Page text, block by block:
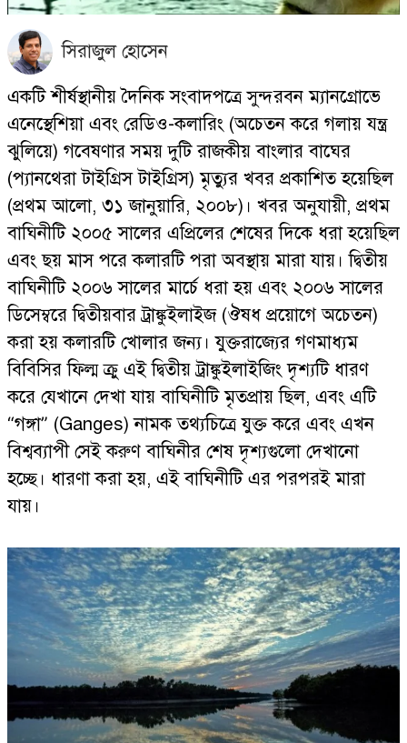
সিরাজুল হোসেন
একটি শীর্ষস্থানীয় দৈনিক সংবাদপত্রে সুন্দরবন ম্যানগ্রোভে
এনেস্থেশিয়া এবং রেডিও-কলারিং (অচেতন করে গলায় যন্ত্র
ঝুলিয়ে) গবেষণার সময় দুটি রাজকীয় বাংলার বাঘের
(প্যানথেরা টাইগ্রিস টাইগ্রিস) মৃত্যুর খবর প্রকাশিত হয়েছিল
(প্রথম আলো, ৩১ জানুয়ারি, ২০০৮)। খবর অনুযায়ী, প্রথম
বাঘিনীটি ২০০৫ সালের এপ্রিলের শেষের দিকে ধরা হয়েছিল
এবং ছয় মাস পরে কলারটি পরা অবস্থায় মারা যায়। দ্বিতীয়
বাঘিনীটি ২০০৬ সালের মার্চে ধরা হয় এবং ২০০৬ সালের
ডিসেম্বরে দ্বিতীয়বার ট্রাঙ্কুইলাইজ (ঔষধ প্রয়োগে অচেতন)
করা হয় কলারটি খোলার জন্য। যুক্তরাজ্যের গণমাধ্যম
বিবিসির ফিল্ম ক্রু এই দ্বিতীয় ট্রাঙ্কুইলাইজিং দৃশ্যটি ধারণ
করে যেখানে দেখা যায় বাঘিনীটি মৃতপ্রায় ছিল, এবং এটি
“গঙ্গা” (Ganges) নামক তথ্যচিত্রে যুক্ত করে এবং এখন
বিশ্বব্যাপী সেই করুণ বাঘিনীর শেষ দৃশ্যগুলো দেখানো
হচ্ছে। ধারণা করা হয়, এই বাঘিনীটি এর পরপরই মারা
যায়।